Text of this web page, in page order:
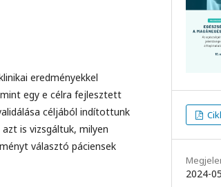
eredményekkel
egy e célra fejlesztett
céljából indítottunk
is vizsgáltuk, milyen
választó páciensek
2024-